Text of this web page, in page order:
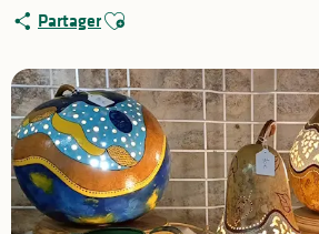
PartagerAjouter aux favoris